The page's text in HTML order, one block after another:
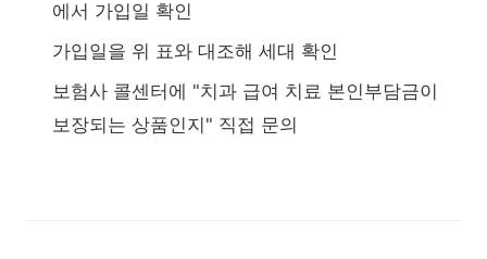
에서 가입일 확인
가입일을 위 표와 대조해 세대 확인
보험사 콜센터에 "치과 급여 치료 본인부담금이
보장되는 상품인지" 직접 문의